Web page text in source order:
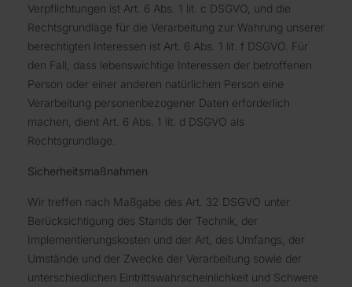
Verpflichtungen ist Art. 6 Abs. 1 lit. c DSGVO, und die
Rechtsgrundlage für die Verarbeitung zur Wahrung unserer
berechtigten Interessen ist Art. 6 Abs. 1 lit. f DSGVO. Für
den Fall, dass lebenswichtige Interessen der betroffenen
Person oder einer anderen natürlichen Person eine
Verarbeitung personenbezogener Daten erforderlich
machen, dient Art. 6 Abs. 1 lit. d DSGVO als
Rechtsgrundlage.
Sicherheitsmaßnahmen
Wir treffen nach Maßgabe des Art. 32 DSGVO unter
Berücksichtigung des Stands der Technik, der
Implementierungskosten und der Art, des Umfangs, der
Umstände und der Zwecke der Verarbeitung sowie der
unterschiedlichen Eintrittswahrscheinlichkeit und Schwere